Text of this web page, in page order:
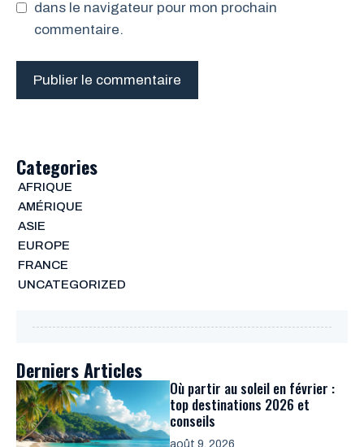
dans le navigateur pour mon prochain
commentaire.
Categories
AFRIQUE
AMÉRIQUE
ASIE
EUROPE
FRANCE
UNCATEGORIZED
Derniers Articles
Où partir au soleil en février :
top destinations 2026 et
conseils
août 9, 2026